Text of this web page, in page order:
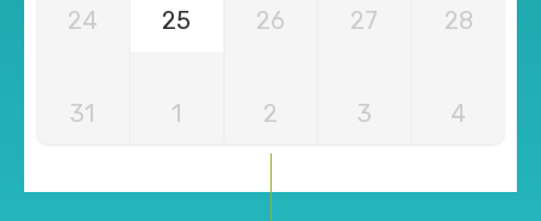
24 25 26 27 28
31 1 2 3 4